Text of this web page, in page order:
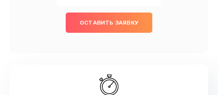
ОСТАВИТЬ ЗАЯВКУ